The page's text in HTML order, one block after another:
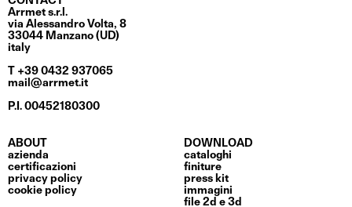
Arrmet s.r.l.
via Alessandro Volta, 8
33044 Manzano (UD)
italy
T +39 0432 937065
mail@arrmet.it
P.I. 00452180300
ABOUT
azienda
certificazioni
privacy policy
cookie policy
DOWNLOAD
cataloghi
finiture
press kit
immagini
file 2d e 3d